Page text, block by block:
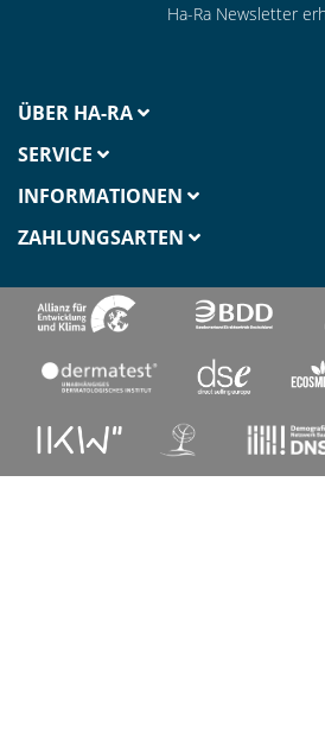
Ha-Ra Newsletter
ÜBER HA-RA
SERVICE
INFORMATIONEN
ZAHLUNGSARTEN